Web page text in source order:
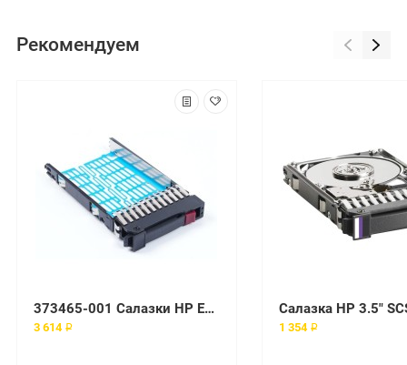
Рекомендуем
373465-001 Салазки HP Enterprise 3.5"
3 614 ₽ 1 354 ₽